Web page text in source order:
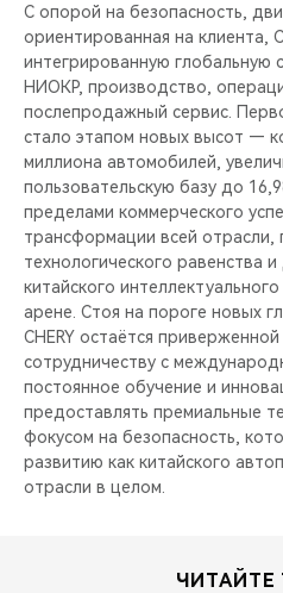
С опорой на безопасность,
ориентированная на клиента,
интегрированную глобальную
НИОКР, производство,
послепродажный сервис.
стало этапом новых высот —
миллиона автомобилей,
пользовательскую базу до
пределами коммерческого
трансформации всей отрасли,
технологического равенства
китайского
арене. Стоя на пороге новых
CHERY остаётся
сотрудничеству с
постоянное обучение и
предоставлять премиальные
фокусом на безопасность,
развитию как китайского
отрасли в целом.
ЧИТАЙТЕ